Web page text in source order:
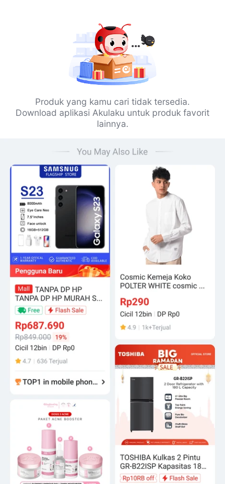
Produk yang kamu cari tidak tersedia.
Download aplikasi Akulaku untuk produk favorit
lainnya.